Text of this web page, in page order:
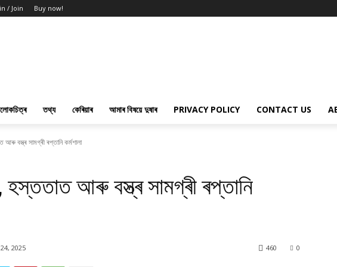
/ Join Buy now!
তথ্য কেৰিয়াৰ আমাৰ বিষয়ে দুষাৰ PRIVACY POLICY CONTACT US
বস্ত্ৰ সামগ্ৰী ৰপ্তানি কৰ্মশালা
হস্ততাত আৰু বস্ত্ৰ সামগ্ৰী ৰপ্তানি
2025 0
460